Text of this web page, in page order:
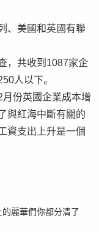
、美國和英國有聯
，共收到1087家企
人以下。
份英國企業成本增
與紅海中斷有關的
資支出上升是一個
麗華們你都分清了